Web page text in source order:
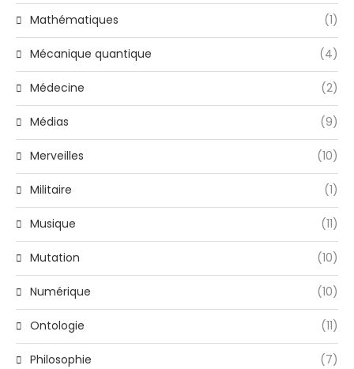
Mathématiques (1)
Mécanique quantique (4)
Médecine (2)
Médias (9)
Merveilles (10)
Militaire (1)
Musique (11)
Mutation (10)
Numérique (10)
Ontologie (11)
Philosophie (7)